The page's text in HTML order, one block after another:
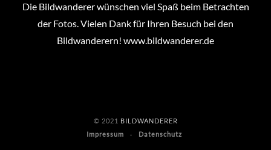
Die Bildwanderer wünschen viel Spaß beim Betrachten
der Fotos. Vielen Dank für Ihren Besuch bei den
Bildwanderern! www.bildwanderer.de
© 2021 BILDWANDERER
Impressum
Datenschutz